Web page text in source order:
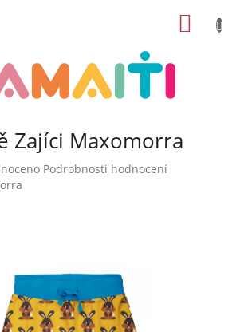
Zajíci Maxomorra
Podrobnosti hodnocení